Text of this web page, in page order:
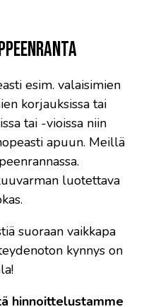
esim. valaisimien
korjauksissa tai
tai -vioissa niin
apuun. Meillä
luotettava
suoraan vaikkapa
kynnys on
hinnoittelustamme